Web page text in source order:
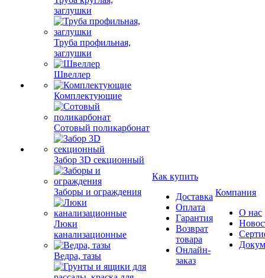
заглушки
Труба профильная,
заглушки
Швеллер
Комплектующие
Сотовый поликарбонат
Забор 3D секционный
Заборы и ограждения
Люки
канализационные
Ведра, тазы
Как купить
Доставка
Оплата
Гарантия
Возврат
товара
Онлайн-
заказ
Компания
О нас